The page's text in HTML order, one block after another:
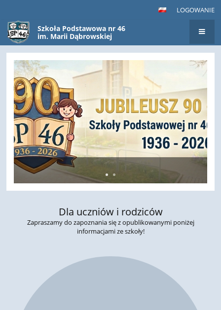
LOGOWANIE
Szkoła Podstawowa nr 46
im. Marii Dąbrowskiej
Dla uczniów i rodziców
Zapraszamy do zapoznania się z opublikowanymi poniżej
informacjami ze szkoły!